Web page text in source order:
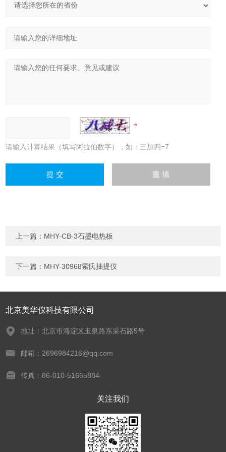
请输入计算结果（填写阿拉伯数字），如：三加四=7
上一篇： MHY-CB-3石墨电热板
下一篇： MHY-30968索氏抽提仪
北京美华仪科技有限公司
地址：北京市海淀区玉泉路东采石路5号
邮箱：2696984216@qq.com
传真：86-010-51665884
关注我们